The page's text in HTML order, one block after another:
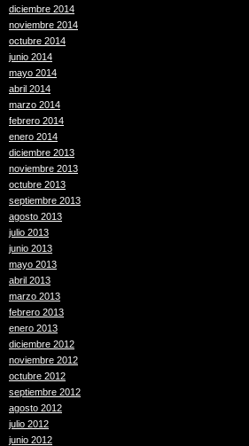
diciembre 2014
noviembre 2014
octubre 2014
junio 2014
mayo 2014
abril 2014
marzo 2014
febrero 2014
enero 2014
diciembre 2013
noviembre 2013
octubre 2013
septiembre 2013
agosto 2013
julio 2013
junio 2013
mayo 2013
abril 2013
marzo 2013
febrero 2013
enero 2013
diciembre 2012
noviembre 2012
octubre 2012
septiembre 2012
agosto 2012
julio 2012
junio 2012